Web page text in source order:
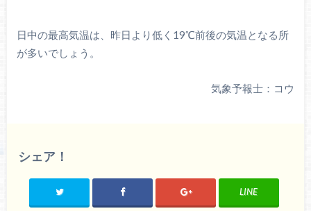
日中の最高気温は、昨日より低く19℃前後の気温となる所
が多いでしょう。
気象予報士：コウ
シェア！
LINE